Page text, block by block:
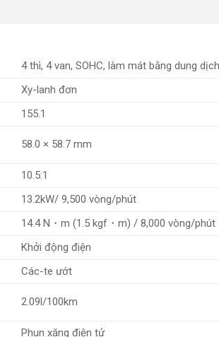
4 thì, 4 van, SOHC, làm mát bằng dung
Xy-lanh đơn
155.1
58.0 × 58.7 mm
10.5:1
13.2kW/ 9,500 vòng/phút
14.4 N・m (1.5 kgf・m) / 8,000 vòng/phút
Khởi động điện
Các-te ướt
2.09l/100km
Phun xăng điện tử